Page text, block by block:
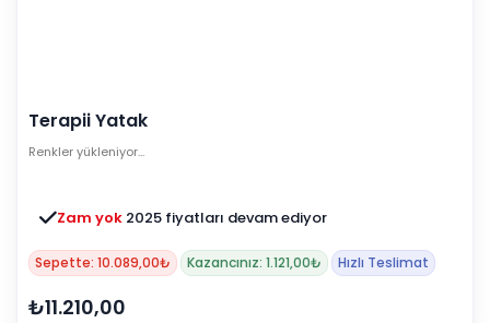
Terapii Yatak
Renkler yükleniyor…
Zam yok 2025 fiyatları devam ediyor
Sepette: 10.089,00₺ Kazancınız: 1.121,00₺ Hızlı Teslimat
₺11.210,00